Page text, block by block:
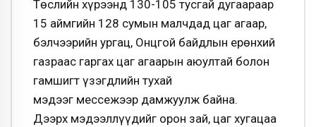
Төслийн хүрээнд 130-105 тусгай дугаараар
15 аймгийн 128 сумын малчдад цаг агаар,
бэлчээрийн ургац, Онцгой байдлын ерөнхий
газраас гаргах цаг агаарын аюултай болон
гамшигт үзэгдлийн тухай
мэдээг мессежээр дамжуулж байна.
Дээрх мэдээллүүдийг орон зай, цаг хугацаа